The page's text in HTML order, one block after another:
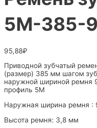
5M-385-9
95,88₽
Приводной зубчатый
(размер) 385 мм шагом
наружной шириной ремня
профиль 5M
Наружная ширина ремня :
Высота ремня: 3,8 мм